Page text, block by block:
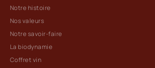
Notre histoire
Nos valeurs
Notre savoir-faire
La biodynamie
Coffret vin